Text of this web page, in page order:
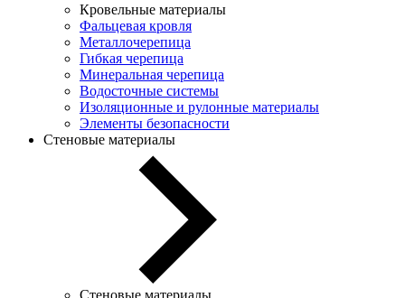
Кровельные материалы
Фальцевая кровля
Металлочерепица
Гибкая черепица
Минеральная черепица
Водосточные системы
Изоляционные и рулонные материалы
Элементы безопасности
Стеновые материалы
Стеновые материалы